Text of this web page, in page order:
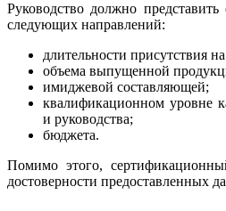
Руководство должно представить
следующих направлений:
длительности присутствия
объема выпущенной
имиджевой составляющей;
квалификационном уровне
и руководства;
бюджета.
Помимо этого,
достоверности предоставленных